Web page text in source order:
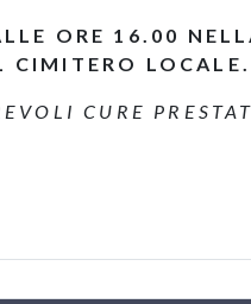
ORE 16.00
CIMITERO LOCALE.
CURE